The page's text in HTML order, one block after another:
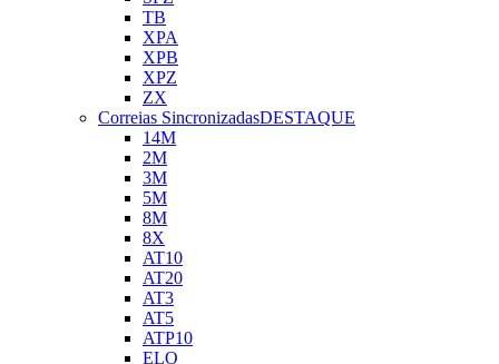
TB
XPA
XPB
XPZ
ZX
Correias SincronizadasDESTAQUE
14M
2M
3M
5M
8M
8X
AT10
AT20
AT3
AT5
ATP10
ELO